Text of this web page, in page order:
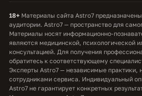
18+ Материалы сайта Astro7
аудитории. Astro7 — пространство для
Материалы носят информационно-
являются медицинской, психологической
консультацией. Для получения
обратитесь к соответствующему
Эксперты Astro7 — независимые практики,
сотрудниками сервиса. Индивидуальный
Astro7 не гарантирует конкретных